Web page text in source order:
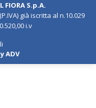
FIORA S.p.A.
già iscritta al n.10.029
i.v
ADV